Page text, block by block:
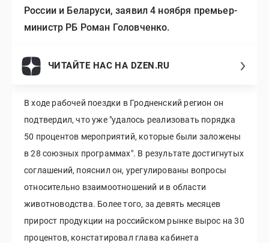
России и Беларуси, заявил 4 ноября премьер-
министр РБ Роман Головченко.
ЧИТАЙТЕ НАС НА DZEN.RU
В ходе рабочей поездки в Гродненский регион он
подтвердил, что уже "удалось реализовать порядка
50 процентов мероприятий, которые были заложены
в 28 союзных программах". В результате достигнутых
соглашений, пояснил он, урегулированы вопросы
относительно взаимоотношений и в области
животноводства. Более того, за девять месяцев
прирост продукции на российском рынке вырос на 30
процентов, констатировал глава кабинета